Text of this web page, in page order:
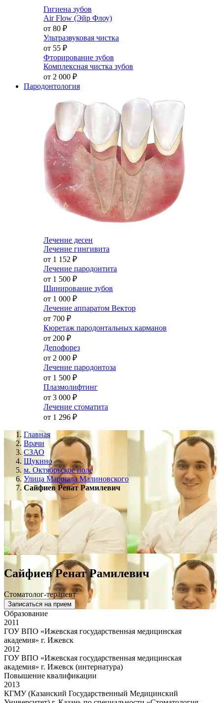
Гигиена зубов
Air Flow (Эйр Флоу)
от 80 ₽
Ультразвуковая чистка
от 55 ₽
Фторирование зубов
Комплексная чистка зубов
от 2 000 ₽
Пародонтология
Лечение десен
Лечение гингивита
от 1 152 ₽
Лечение пародонтита
от 1 500 ₽
Шинирование зубов
от 1 000 ₽
Лечение аппаратом Вектор
от 700 ₽
Кюретаж пародонтальных карманов
от 200 ₽
Депофорез
от 2 000 ₽
Лечение пародонтоза
от 1 500 ₽
Плазмолифтинг
от 3 000 ₽
Лечение стоматита
от 1 296 ₽
Главная
Врачи
СЗАО
Щукино
м. Октябрьское поле
Улица Маршала Малиновского
Сайфиев Ренат Рамилевич
Сайфиев Ренат Рамилевич
Стоматолог-терапевт
Записаться на прием
Образование
2011
ГОУ ВПО «Ижевская государственная медицинская
академия» г. Ижевск
2012
ГОУ ВПО «Ижевская государственная медицинская
академия» г. Ижевск (интернатура)
Повышение квалификации
2013
КГМУ (Казанский Государственный Медицинский